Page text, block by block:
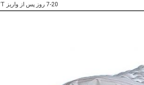
7-20 روز پس از واریز T/T شما